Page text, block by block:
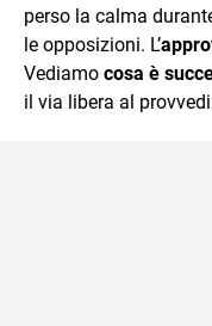
perso la calma
le opposizioni. L’
Vediamo cosa è
il via libera al